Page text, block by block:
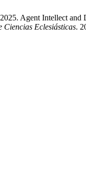
Agent Intellect
Ciencias Eclesiásticas.